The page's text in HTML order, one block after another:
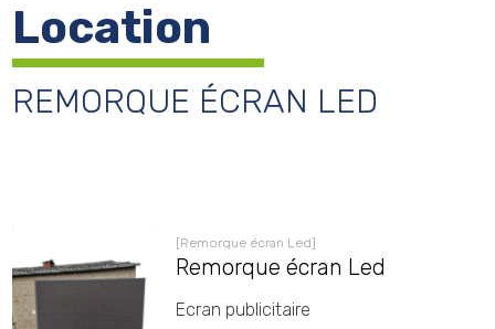
Location
REMORQUE ÉCRAN LED
[Remorque écran Led]
Remorque écran Led
Ecran publicitaire